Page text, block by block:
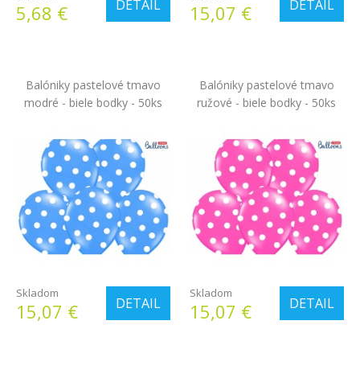
DETAIL
5,68 € DETAIL
15,07 €
Balóniky pastelové tmavo
modré - biele bodky - 50ks
DETAIL
Skladom
15,07 €
Balóniky pastelové tmavo
ružové - biele bodky - 50ks
DETAIL
Skladom
15,07 €